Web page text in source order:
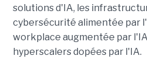
solutions d'IA, les
cybersécurité alimentée par
workplace augmentée par
hyperscalers dopées par l'IA.